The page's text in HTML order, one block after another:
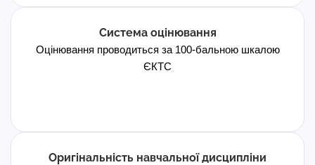
Система оцінювання
Оцінювання проводиться за 100-бальною шкалою
ЄКТС
Оригінальність навчальної дисципліни